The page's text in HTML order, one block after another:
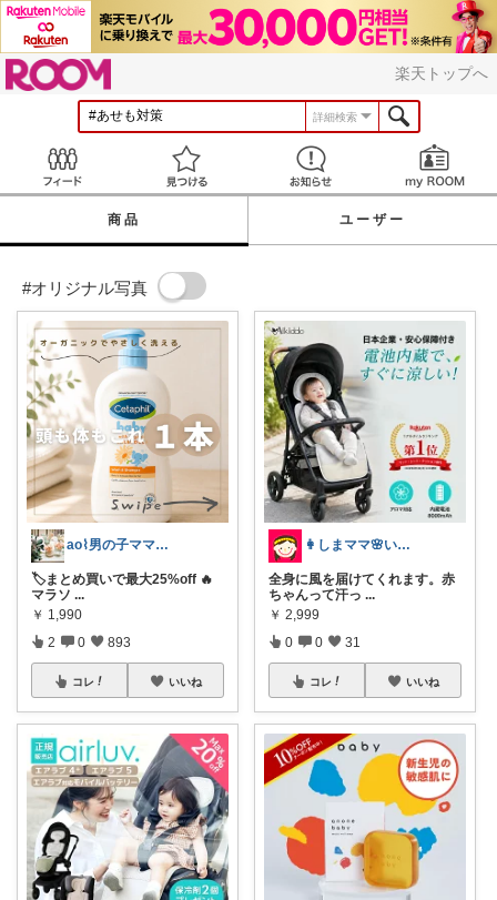
楽天トップへ
詳細検索
見つける お知らせ
商品 ユーザー
#オリジナル写真
ao⌇男の子ママの暮らし
🏷️まとめ買いで最大25%off 🔥
マラソ ...
￥ 1,990
2 0 893
コレ いいね
👩しまママ🌸いつも経由ありがとう♡
全身に風を届けてくれます。赤
ちゃんって汗っ ...
￥ 2,999
0 0 31
コレ いいね